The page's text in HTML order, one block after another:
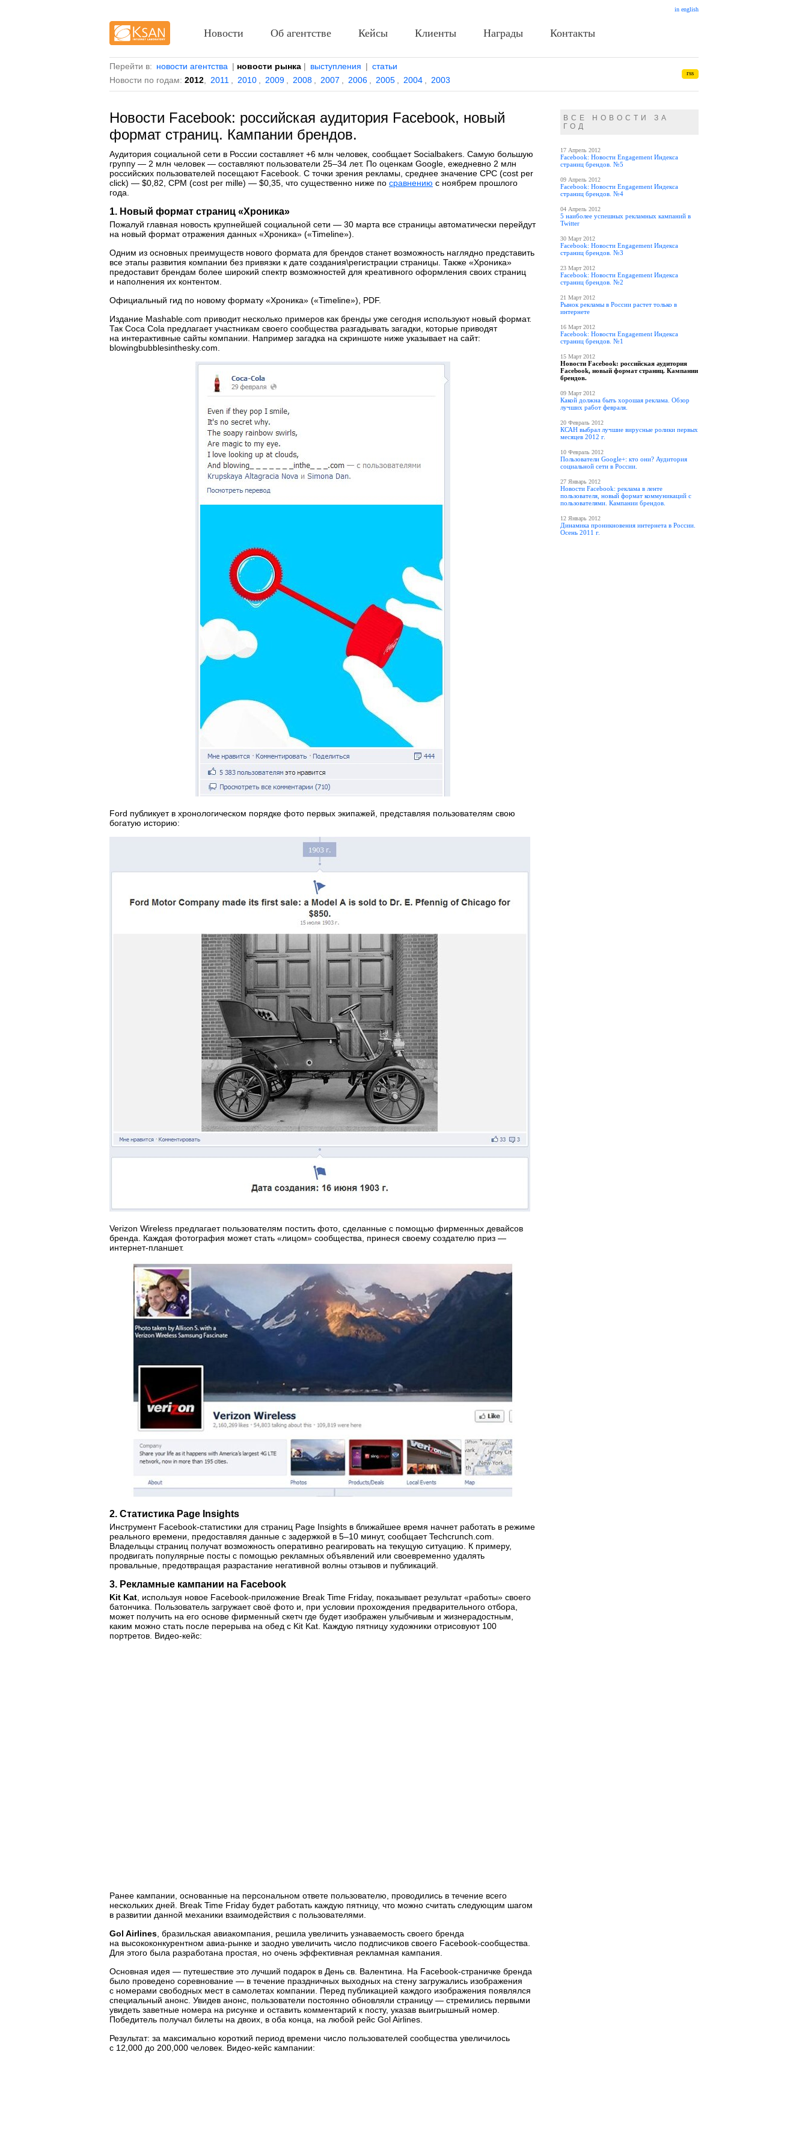
Перейти в: новости агентства | новости рынка | выступления | статьи
Новости по годам: 2012 2011 2010 2009 2008 2007 2006 2005 2004 2003
rss
Новости Facebook: российская аудитория Facebook, новый
формат страниц. Кампании брендов.
Аудитория социальной сети в России составляет +6 млн человек, сообщает Socialbakers. Самую большую
группу — 2 млн человек — составляют пользователи 25–34 лет. По оценкам Google, ежедневно 2 млн
российских пользователей посещают Facebook. С точки зрения рекламы, среднее значение CPC (cost per
click) — $0,82, CPM (cost per mille) — $0,35, что существенно ниже по сравнению с ноябрем прошлого
года.
1. Новый формат страниц «Хроника»
Пожалуй главная новость крупнейшей социальной сети — 30 марта все страницы автоматически перейдут
на новый формат отражения данных «Хроника» («Timeline»).
Одним из основных преимуществ нового формата для брендов станет возможность наглядно представить
все этапы развития компании без привязки к дате создания\регистрации страницы. Также «Хроника»
предоставит брендам более широкий спектр возможностей для креативного оформления своих страниц
и наполнения их контентом.
Официальный гид по новому формату «Хроника» («Timeline»), PDF.
Издание Mashable.com приводит несколько примеров как бренды уже сегодня используют новый формат.
Так Coca Cola предлагает участникам своего сообщества разгадывать загадки, которые приводят
на интерактивные сайты компании. Например загадка на скриншоте ниже указывает на сайт:
blowingbubblesinthesky.com.
Ford публикует в хронологическом порядке фото первых экипажей, представляя пользователям свою
богатую историю:
Verizon Wireless предлагает пользователям постить фото, сделанные с помощью фирменных девайсов
бренда. Каждая фотография может стать «лицом» сообщества, принеся своему создателю приз —
интернет-планшет.
2. Статистика Page Insights
Инструмент Facebook-статистики для страниц Page Insights в ближайшее время начнет работать в режиме
реального времени, предоставляя данные с задержкой в 5–10 минут, сообщает Techcrunch.com.
Владельцы страниц получат возможность оперативно реагировать на текущую ситуацию. К примеру,
продвигать популярные посты с помощью рекламных объявлений или своевременно удалять
провальные, предотвращая разрастание негативной волны отзывов и публикаций.
3. Рекламные кампании на Facebook
Kit Kat , используя новое Facebook-приложение Break Time Friday, показывает результат «работы» своего
батончика. Пользователь загружает своё фото и, при условии прохождения предварительного отбора,
может получить на его основе фирменный скетч где будет изображен улыбчивым и жизнерадостным,
каким можно стать после перерыва на обед с Kit Kat. Каждую пятницу художники отрисовуют 100
портретов. Видео-кейс:
Ранее кампании, основанные на персональном ответе пользователю, проводились в течение всего
нескольких дней. Break Time Friday будет работать каждую пятницу, что можно считать следующим шагом
в развитии данной механики взаимодействия с пользователями.
Gol Airlines бразильская авиакомпания, решила увеличить узнаваемость своего бренда
на высококонкурентном авиа-рынке и заодно увеличить число подписчиков своего Facebook-сообщества
Для этого была разработана простая, но очень эффективная рекламная кампания.
Основная идея — путешествие это лучший подарок в День св. Валентина. На Facebook-страничке бренда
было проведено соревнование — в течение праздничных выходных на стену загружались изображения
с номерами свободных мест в самолетах компании. Перед публикацией каждого изображения появлялся
специальный анонс. Увидев анонс, пользователи постоянно обновляли страницу — стремились первыми
увидеть заветные номера на рисунке и оставить комментарий к посту, указав выигрышный номер.
Победитель получал билеты на двоих, в оба конца, на любой рейс Gol Airlines.
Результат: за максимально короткий период времени число пользователей сообщества увеличилось
с 12,000 до 200,000 человек. Видео-кейс кампании:
ВСЕ НОВОСТИ ЗА
ГОД
17 Апрель 2012
Facebook: Новости Engagement Индекса
страниц брендов. №5
09 Апрель 2012
Facebook: Новости Engagement Индекса
страниц брендов. №4
04 Апрель 2012
5 наиболее успешных рекламных кампаний в
Twitter
30 Март 2012
Facebook: Новости Engagement Индекса
страниц брендов. №3
23 Март 2012
Facebook: Новости Engagement Индекса
страниц брендов. №2
21 Март 2012
Рынок рекламы в России растет только в
интернете
16 Март 2012
Facebook: Новости Engagement Индекса
страниц брендов. №1
15 Март 2012
Новости Facebook: российская аудитория
Facebook, новый формат страниц. Кампании
брендов.
09 Март 2012
Какой должна быть хорошая реклама. Обзор
лучших работ февраля.
20 Февраль 2012
КСАН выбрал лучшие вирусные ролики первых
месяцев 2012 г.
10 Февраль 2012
Пользователи Google+: кто они? Аудитория
социальной сети в России.
27 Январь 2012
Новости Facebook: реклама в ленте
пользователя, новый формат коммуникаций с
пользователями. Кампании брендов.
12 Январь 2012
Динамика проникновения интернета в России.
Осень 2011 г.
in english
Новости Об агентстве Кейсы Клиенты Награды Контакты